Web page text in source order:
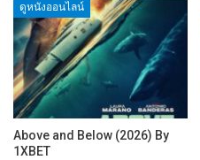
ดูหนังออนไลน์
Above and Below (2026) By
1XBET